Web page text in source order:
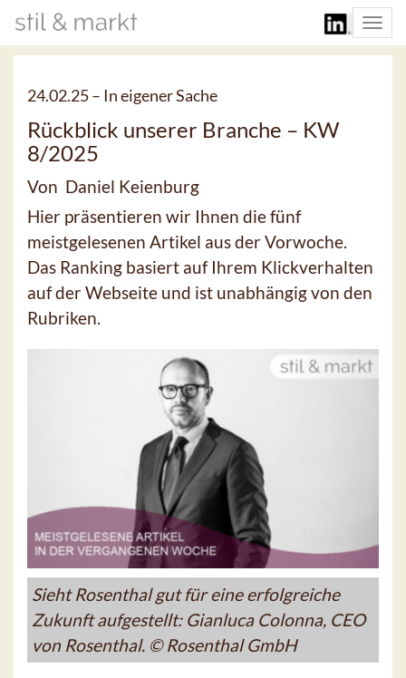
24.02.25 – In eigener Sache
Rückblick unserer Branche – KW
8/2025
Von Daniel Keienburg
Hier präsentieren wir Ihnen die fünf
meistgelesenen Artikel aus der Vorwoche.
Das Ranking basiert auf Ihrem Klickverhalten
auf der Webseite und ist unabhängig von den
Rubriken.
Sieht Rosenthal gut für eine erfolgreiche
Zukunft aufgestellt: Gianluca Colonna, CEO
von Rosenthal. © Rosenthal GmbH